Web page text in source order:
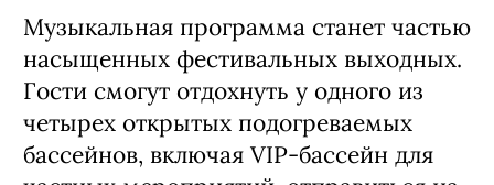
Музыкальная программа станет частью
насыщенных фестивальных выходных.
Гости смогут отдохнуть у одного из
четырех открытых подогреваемых
бассейнов, включая VIP-бассейн для